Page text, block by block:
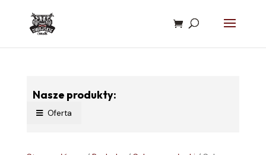
Nasze produkty:
Oferta